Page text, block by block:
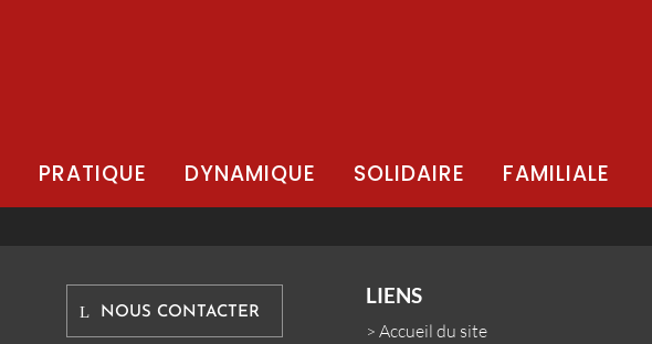
PRATIQUE DYNAMIQUE SOLIDAIRE FAMILIALE
NOUS CONTACTER
LIENS
>Accueil du site